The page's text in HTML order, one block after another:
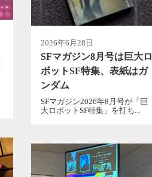
2026年6月28日
SFマガジン8月号は巨大ロ
ボットSF特集、表紙はガ
ンダム
SFマガジン2026年8月号が「巨
大ロボットSF特集」を打ち...